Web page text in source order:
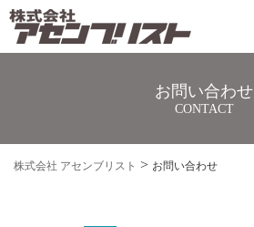
ホームページ制作・ＥＣサイト制作
お問い合わせ
CONTACT
株式会社 アセンブリスト > お問い合わせ